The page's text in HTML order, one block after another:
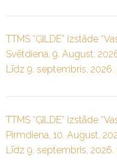
TTMS “ĢILDE” izstāde
Svētdiena, 9. August,
Līdz 9. septembris,
TTMS “ĢILDE” izstāde
Pirmdiena, 10. August,
Līdz 9. septembris,